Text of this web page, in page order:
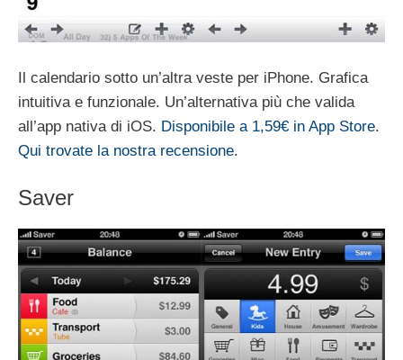
Il calendario sotto un’altra veste per iPhone. Grafica
intuitiva e funzionale. Un’alternativa più che valida
all’app nativa di iOS. Disponibile a 1,59€ in App Store.
Qui trovate la nostra recensione.
Saver